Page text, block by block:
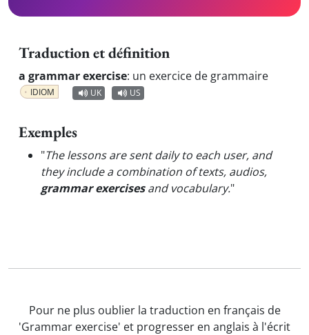
Traduction et définition
a grammar exercise: un exercice de grammaire
IDIOM UK US
Exemples
"The lessons are sent daily to each user, and
they include a combination of texts, audios,
grammar exercisesand vocabulary."
Pour ne plus oublier la traduction en français de
'Grammar exercise' et progresser en anglais à l'écrit